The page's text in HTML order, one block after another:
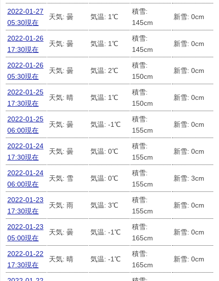
2022-01-27
05:30現在
天気: 曇 気温: 1℃
積雪:
145cm
新雪: 0cm
2022-01-26
17:30現在
天気: 曇 気温: 1℃
積雪:
145cm
新雪: 0cm
2022-01-26
05:30現在
天気: 曇 気温: 2℃
積雪:
150cm
新雪: 0cm
2022-01-25
17:30現在
天気: 晴 気温: 1℃
積雪:
150cm
新雪: 0cm
2022-01-25
06:00現在
天気: 曇 気温: -1℃
積雪:
155cm
新雪: 0cm
2022-01-24
17:30現在
天気: 曇 気温: 0℃
積雪:
155cm
新雪: 0cm
2022-01-24
06:00現在
天気: 雪 気温: 0℃
積雪:
155cm
新雪: 3cm
2022-01-23
17:30現在
天気: 雨 気温: 3℃
積雪:
155cm
新雪: 0cm
2022-01-23
05:00現在
天気: 曇 気温: -1℃
積雪:
165cm
新雪: 0cm
2022-01-22
17:30現在
天気: 晴 気温: -1℃
積雪:
165cm
新雪: 0cm